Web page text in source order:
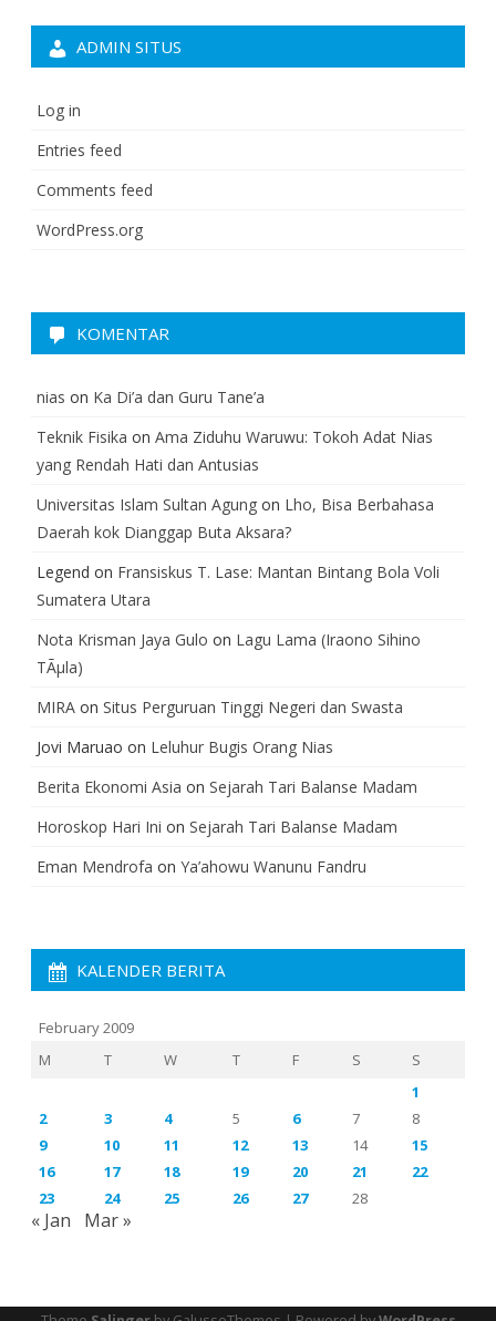
ADMIN SITUS
Log in
Entries feed
Comments feed
WordPress.org
KOMENTAR
nias on Ka Di’a dan Guru Tane’a
Teknik Fisika on Ama Ziduhu Waruwu: Tokoh Adat Nias
yang Rendah Hati dan Antusias
Universitas Islam Sultan Agung on Lho, Bisa Berbahasa
Daerah kok Dianggap Buta Aksara?
Legend on Fransiskus T. Lase: Mantan Bintang Bola Voli
Sumatera Utara
Nota Krisman Jaya Gulo on Lagu Lama (Iraono Sihino
TÃµla)
MIRA on Situs Perguruan Tinggi Negeri dan Swasta
Jovi Maruao on Leluhur Bugis Orang Nias
Berita Ekonomi Asia on Sejarah Tari Balanse Madam
Horoskop Hari Ini on Sejarah Tari Balanse Madam
Eman Mendrofa on Ya’ahowu Wanunu Fandru
KALENDER BERITA
February 2009
M
T W T F S
S
1
2
3 4 5 6 7
8
9
10 11 12 13 14
15
16
17 18 19 20 21
22
23
24 25 26 27 28
« Jan Mar »